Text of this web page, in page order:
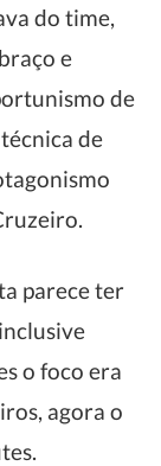
do time,
e
de
de
parece ter
o foco era
agora o